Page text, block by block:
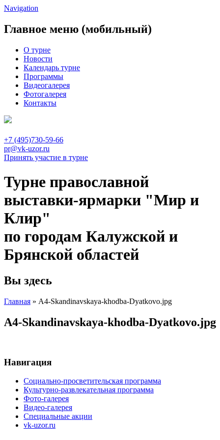
Navigation
Главное меню (мобильный)
О турне
Новости
Календарь турне
Программы
Видеогалерея
Фотогалерея
Контакты
+7 (495)730-59-66
pr@vk-uzor.ru
Принять участие в турне
Турне православной
выставки-ярмарки "Мир и
Клир"
по городам Калужской и
Брянской областей
Вы здесь
Главная » A4-Skandinavskaya-khodba-Dyatkovo.jpg
A4-Skandinavskaya-khodba-Dyatkovo.jpg
Навигация
Социально-просветительская программа
Культурно-развлекательная программа
Фото-галерея
Видео-галерея
Специальные акции
vk-uzor.ru